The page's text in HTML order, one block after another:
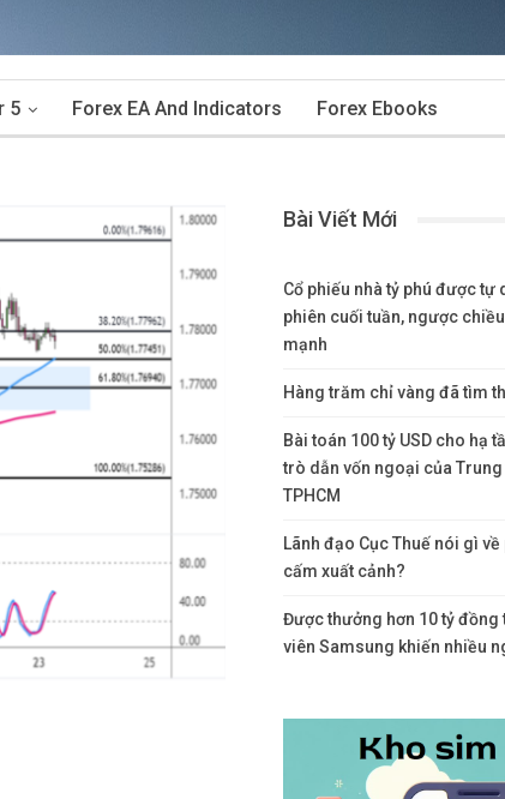
5 Forex EA And Indicators Forex Ebooks
Bài Viết Mới
Cổ phiếu nhà tỷ phú được tự
phiên cuối tuần, ngược
mạnh
Hàng trăm chỉ vàng đã tìm
Bài toán 100 tỷ USD cho hạ
trò dẫn vốn ngoại của Trung
TPHCM
Lãnh đạo Cục Thuế nói gì
cấm xuất cảnh?
Được thưởng hơn 10 tỷ đồng
viên Samsung khiến nhiều